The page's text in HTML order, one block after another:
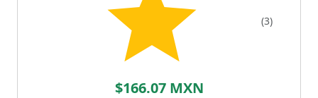
(3)
$166.07 MXN